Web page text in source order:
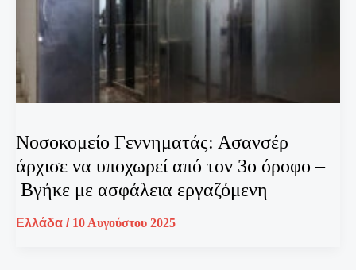
Νοσοκομείο Γεννηματάς: Ασανσέρ
άρχισε να υποχωρεί από τον 3ο όροφο –
Βγήκε με ασφάλεια εργαζόμενη
Ελλάδα / 10 Αυγούστου 2025